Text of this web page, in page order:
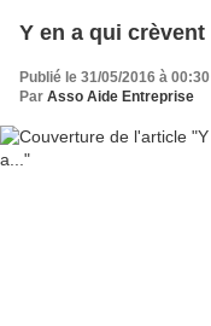
Publié le 31/05/2016 à 00:30
Par Asso Aide Entreprise